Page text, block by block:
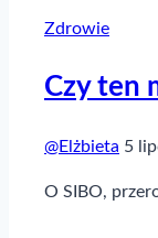
Zdrowie
Czy ten
@Elżbieta 5
O SIBO,